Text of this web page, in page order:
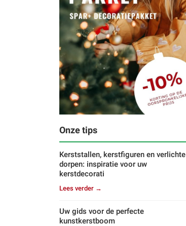
Onze tips
Kerststallen, kerstfiguren en verlichte
dorpen: inspiratie voor uw
kerstdecorati
Lees verder →
Uw gids voor de perfecte
kunstkerstboom